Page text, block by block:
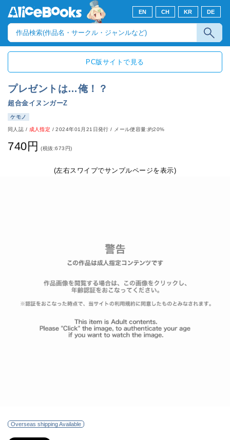
EN CH KR DE
PC版サイトで見る
プレゼントは…俺！？
超合金イヌンガーZ
ケモノ
同人誌 / 成人指定 /2024年01月21日発行 / メール便容量:約20%
740円 (税抜:673円)
(左右スワイプでサンプルページを表示)
Overseas shipping Available